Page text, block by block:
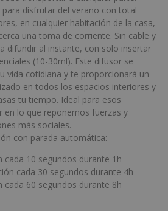
disfrutar del verano con total
en cualquier habitación de la casa,
una toma de corriente. Sin cable y
difundir al instante, con solo insertar
(10-30ml). Este difusor se
vida cotidiana y te proporcionará un
en todos los espacios interiores y
tu tiempo. Ideal para esos
en lo que reponemos fuerzas y
más sociales.
con parada automática:
cada 10 segundos durante 1h
cada 30 segundos durante 4h
cada 60 segundos durante 8h